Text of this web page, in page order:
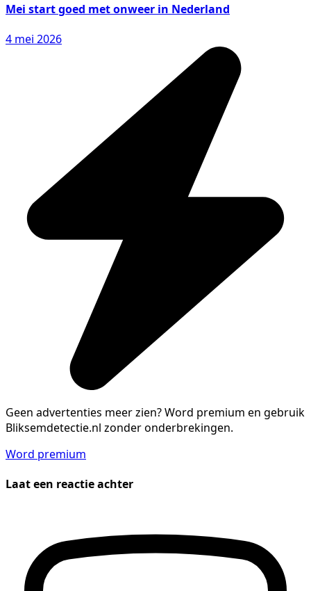
Mei start goed met onweer in Nederland
4 mei 2026
Geen advertenties meer zien?Word premium en gebruik
Bliksemdetectie.nl zonder onderbrekingen.
Word premium
Laat een reactie achter